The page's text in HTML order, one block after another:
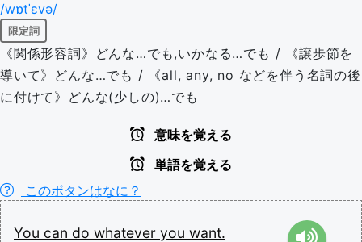
/wɒtˈɛvə/
限定詞
《関係形容詞》どんな…でも,いかなる…でも / 《譲歩節を
導いて》どんな…でも / 《all, any, no などを伴う名詞の後
に付けて》どんな(少しの)…でも
意味を覚える
単語を覚える
このボタンはなに？
You can do whatever you want.